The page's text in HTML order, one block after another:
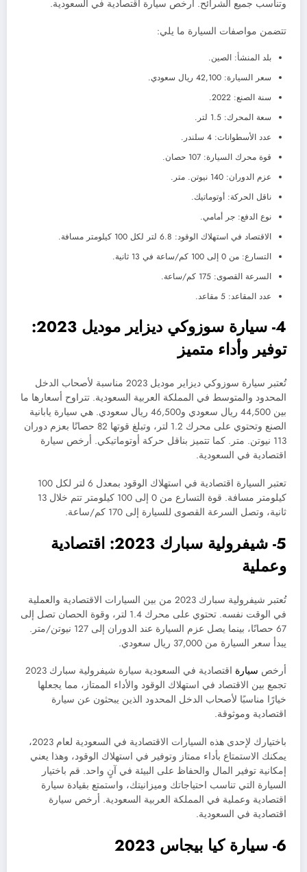
وتناسب جميع الشرائح. أرخص سيارة اقتصادية في السعودية.
تتضمن مواصفات السيارة ما يلي:
بلد المنشأ: الصين.
سعر السيارة: 42,100 ريال سعودي.
سنة الصنع: 2022.
سعة المحرك: 1.5 لتر.
عدد الأسطوانات: 4 سلندر.
قوة محرك السيارة: 107 حصان.
عزم الدوران: 140 نيوتن. متر.
ناقل الحركة: أوتوماتيك.
نوع الدفع: جر أمامي.
الاقتصاد في استهلاك الوقود: 6.8 لتر لكل 100 كيلومتر مسافة.
التسارع: من 0 إلى 100 كم/ساعة في 13 ثانية.
السرعة القصوى: 175 كم/ساعة.
عدد المقاعد: 5 مقاعد.
4- سيارة سوزوكي ديزاير موديل 2023:
توفير وأداء متميز
تُعتبر سيارة سوزوكي ديزاير موديل 2023 مناسبة لأصحاب الدخل
المحدود والمتوسط في المملكة العربية السعودية. تتراوح أسعارها ما
بين 44,500 ريال سعودي و46,500 ريال سعودي. هي سيارة يابانية
الصنع وتحتوي على محرك 1.2 لتر، وتبلغ قوتها 82 حصانًا بعزم دوران
113 نيوتن. متر. كما تتميز بناقل حركة أوتوماتيكي. أرخص سيارة
اقتصادية في السعودية.
تعتبر السيارة اقتصادية في استهلاك الوقود بمعدل 6 لتر لكل 100
كيلومتر مسافة. قوة التسارع من 0 إلى 100 كيلومتر تتم خلال 13
ثانية، وتصل السرعة القصوى للسيارة إلى 170 كم/ساعة.
5- شيفرولية سبارك 2023: اقتصادية
وعملية
تُعتبر شيفرولية سبارك 2023 من بين السيارات الاقتصادية والعملية
في الوقت نفسه. تحتوي على محرك 1.4 لتر، وقوة الحصان تصل إلى
67 حصانًا، بينما يصل عزم السيارة عند الدوران إلى 127 نيوتن/متر.
يبدأ سعر السيارة من 37,000 ريال سعودي.
أرخص سيارة
اقتصادية في السعودية سيارة شيفرولية سبارك 2023
تجمع بين الاقتصاد في استهلاك الوقود والأداء الممتاز، مما يجعلها
خيارًا مناسبًا لأصحاب الدخل المحدود الذين يبحثون عن سيارة
اقتصادية وموثوقة.
باختيارك لإحدى هذه السيارات الاقتصادية في السعودية لعام 2023،
يمكنك الاستمتاع بأداء ممتاز وتوفير في استهلاك الوقود، وهذا يعني
إمكانية توفير المال والحفاظ على البيئة في آنٍ واحد. قم باختيار
السيارة التي تناسب احتياجاتك وميزانيتك، واستمتع بقيادة سيارة
اقتصادية وعملية في المملكة العربية السعودية. أرخص سيارة
اقتصادية في السعودية.
6- سيارة كيا بيجاس 2023